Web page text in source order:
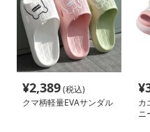
¥2,389(税込)
クマ柄軽量EVAサンダル
¥
カ
ニ